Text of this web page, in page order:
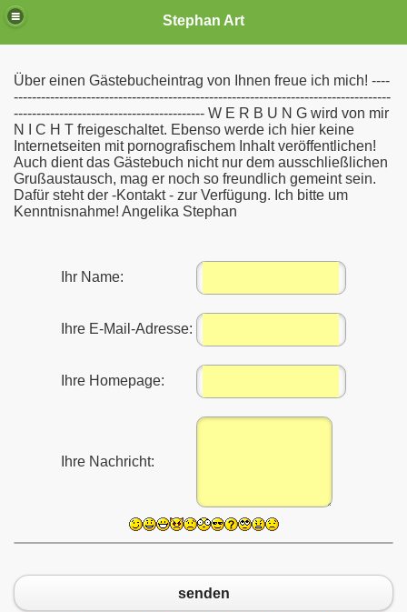
Stephan Art
Über einen Gästebucheintrag von Ihnen freue ich mich! ----
-----------------------------------------------------------------------------------
------------------------------------------ W E R B U N G wird von mir
N I C H T freigeschaltet. Ebenso werde ich hier keine
Internetseiten mit pornografischem Inhalt veröffentlichen!
Auch dient das Gästebuch nicht nur dem ausschließlichen
Grußaustausch, mag er noch so freundlich gemeint sein.
Dafür steht der -Kontakt - zur Verfügung. Ich bitte um
Kenntnisnahme! Angelika Stephan
Ihr Name:
Ihre E-Mail-Adresse:
Ihre Homepage:
Ihre Nachricht:
senden